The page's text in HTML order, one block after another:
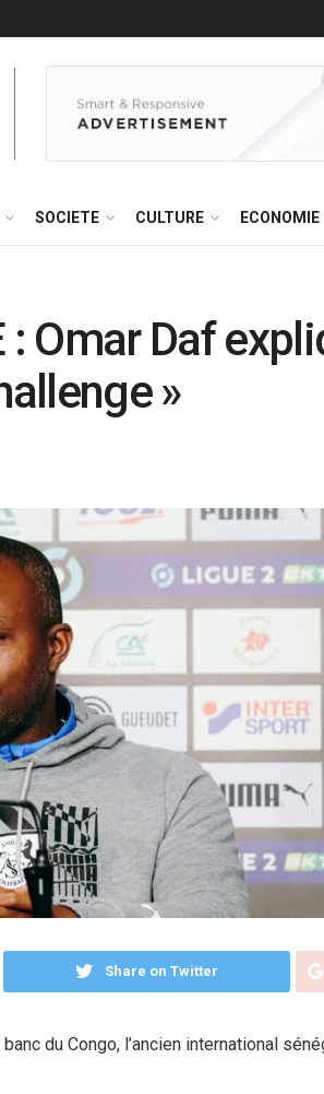
SOCIETE CULTURE ECONOMIE
: Omar Daf
»
Share on Twitter
du Congo, l’ancien international